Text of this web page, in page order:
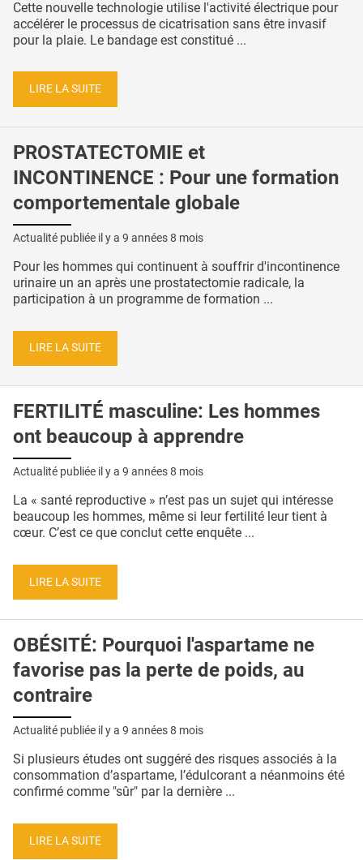
Cette nouvelle technologie utilise l'activité électrique pour
accélérer le processus de cicatrisation sans être invasif
pour la plaie. Le bandage est constitué ...
LIRE LA SUITE
PROSTATECTOMIE et
INCONTINENCE : Pour une formation
comportementale globale
Actualité publiée il y a 9 années 8 mois
Pour les hommes qui continuent à souffrir d'incontinence
urinaire un an après une prostatectomie radicale, la
participation à un programme de formation ...
LIRE LA SUITE
FERTILITÉ masculine: Les hommes
ont beaucoup à apprendre
Actualité publiée il y a 9 années 8 mois
La « santé reproductive » n’est pas un sujet qui intéresse
beaucoup les hommes, même si leur fertilité leur tient à
cœur. C’est ce que conclut cette enquête ...
LIRE LA SUITE
OBÉSITÉ: Pourquoi l'aspartame ne
favorise pas la perte de poids, au
contraire
Actualité publiée il y a 9 années 8 mois
Si plusieurs études ont suggéré des risques associés à la
consommation d’aspartame, l’édulcorant a néanmoins été
confirmé comme "sûr" par la dernière ...
LIRE LA SUITE